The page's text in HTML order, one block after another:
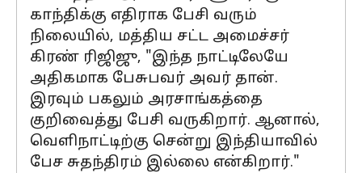
காந்திக்கு எதிராக பேசி வரும்
நிலையில், மத்திய சட்ட அமைச்சர்
கிரண் ரிஜிஜு, "இந்த நாட்டிலேயே
அதிகமாக பேசுபவர் அவர் தான்.
இரவும் பகலும் அரசாங்கத்தை
குறிவைத்து பேசி வருகிறார். ஆனால்,
வெளிநாட்டிற்கு சென்று இந்தியாவில்
பேச சுதந்திரம் இல்லை என்கிறார்."